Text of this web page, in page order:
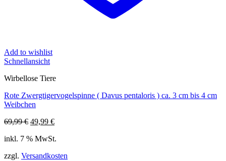
Add to wishlist
Schnellansicht
Wirbellose Tiere
Rote Zwergtigervogelspinne ( Davus pentaloris ) ca. 3 cm bis 4 cm
Weibchen
69,99€ Ursprünglicher
war:
49,99 €Aktueller
ist:
inkl. 7 % MwSt.
zzgl. Versandkosten